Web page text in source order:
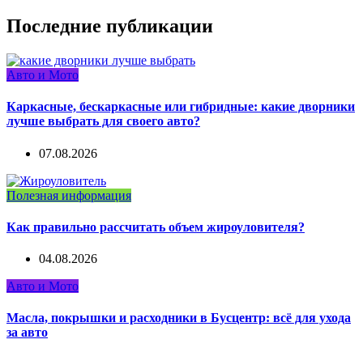
Последние публикации
Авто и Мото
Каркасные, бескаркасные или гибридные: какие дворники
лучше выбрать для своего авто?
07.08.2026
Полезная информация
Как правильно рассчитать объем жироуловителя?
04.08.2026
Авто и Мото
Масла, покрышки и расходники в Бусцентр: всё для ухода
за авто